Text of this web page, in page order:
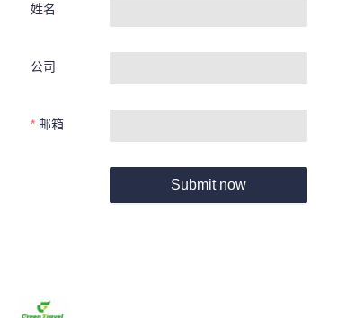
姓名
公司
邮箱
Submit now